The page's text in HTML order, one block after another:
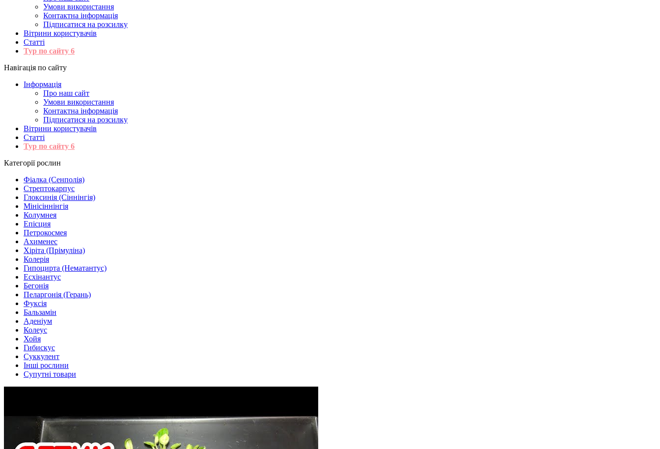
Умови використання
Контактна інформація
Підписатися на розсилку
Вітрини користувачів
Статті
Тур по сайту 6
Навігація по сайту
Інформація
Про наш сайт
Умови використання
Контактна інформація
Підписатися на розсилку
Вітрини користувачів
Статті
Тур по сайту 6
Категорії рослин
Фіалка (Сенполія)
Стрептокарпус
Глоксинія (Сіннінгія)
Мінісіннінгія
Колумнея
Епісция
Петрокосмея
Ахименес
Хіріта (Прімуліна)
Колерія
Гипоцирта (Нематантус)
Есхінантус
Бегонія
Пеларгонія (Герань)
Фуксія
Бальзамін
Аденіум
Колеус
Хойя
Гибискус
Суккулент
Інші рослини
Супутні товари